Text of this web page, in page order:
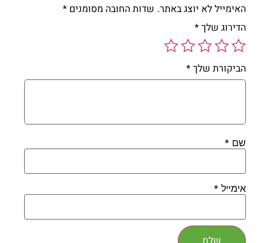
האימייל לא יוצג באתר. שדות החובה מסומנים *
הדירוג שלך*
הביקורת שלך*
שם *
אימייל *